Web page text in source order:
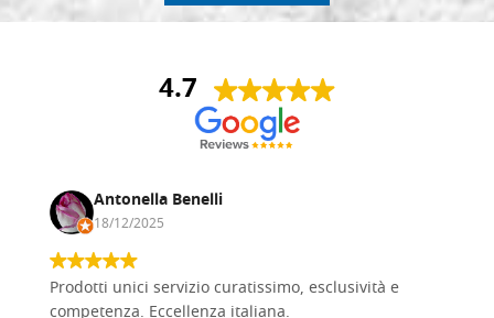
4.7
Antonella Benelli
18/12/2025
Prodotti unici servizio curatissimo, esclusività e
competenza. Eccellenza italiana.